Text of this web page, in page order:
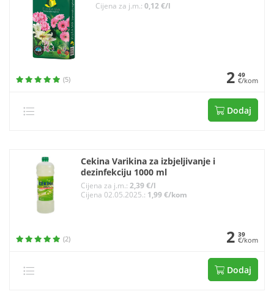
Cijena za j.m.: 0,12 €/l
(5) 2 49
€/kom
Dodaj
Cekina Varikina za izbjeljivanje i
dezinfekciju 1000 ml
Cijena za j.m.: 2,39 €/l
Cijena 02.05.2025.: 1,99 €/kom
(2) 2 39
€/kom
Dodaj